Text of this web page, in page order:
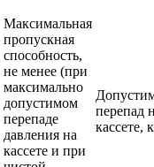
Максимальная
пропускная
способность,
не менее (при
максимально
допустимом
перепаде
давления на
кассете и при
перепад
кассете,